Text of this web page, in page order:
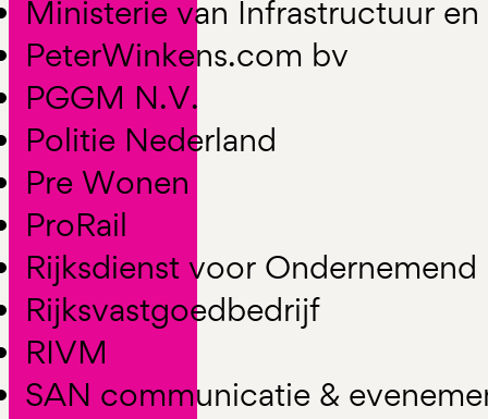
Ministerie van Infrastructuur
PeterWinkens.com bv
PGGM N.V.
Politie Nederland
Pre Wonen
ProRail
Rijksdienst voor
Rijksvastgoedbedrijf
RIVM
SAN communicatie &